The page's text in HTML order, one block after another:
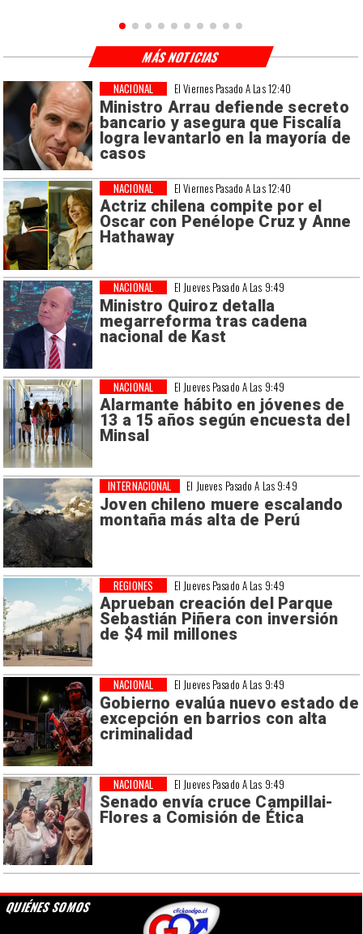
El Viernes Pasado A Las 12:40
Ministro Arrau defiende secreto
bancario y asegura que Fiscalía
logra levantarlo en la mayoría de
casos
NACIONAL
El Viernes Pasado A Las 12:40
Actriz chilena compite por el
Oscar con Penélope Cruz y Anne
Hathaway
NACIONAL
El Jueves Pasado A Las 9:49
Ministro Quiroz detalla
megarreforma tras cadena
nacional de Kast
NACIONAL
El Jueves Pasado A Las 9:49
Alarmante hábito en jóvenes de
13 a 15 años según encuesta del
Minsal
NACIONAL
El Jueves Pasado A Las 9:49
Joven chileno muere escalando
montaña más alta de Perú
INTERNACIONAL
El Jueves Pasado A Las 9:49
Aprueban creación del Parque
Sebastián Piñera con inversión
de $4 mil millones
REGIONES
El Jueves Pasado A Las 9:49
Gobierno evalúa nuevo estado de
excepción en barrios con alta
criminalidad
NACIONAL
El Jueves Pasado A Las 9:49
Senado envía cruce Campillai-
Flores a Comisión de Ética
NACIONAL
MÁS NOTICIAS
QUIÉNES SOMOS